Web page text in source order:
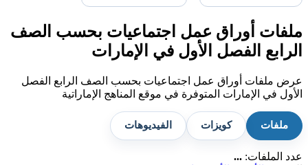
ملفات أوراق عمل اجتماعيات بحسب الصف
الرابع الفصل الأول في الإمارات
عرض ملفات أوراق عمل اجتماعيات بحسب الصف الرابع الفصل
الأول في الإمارات المتوفرة في موقع المناهج الإماراتية
ملفات كويزات الفيديوهات
عدد الملفات: ...